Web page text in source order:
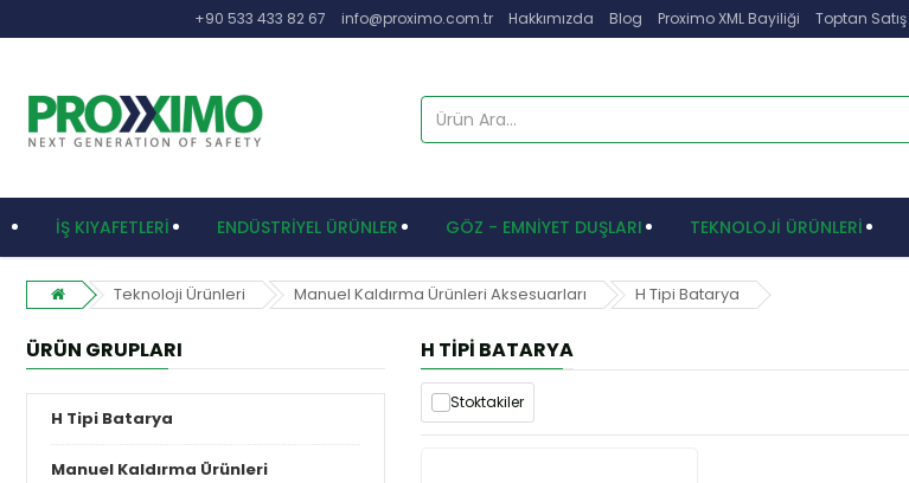
+90 533 433 82 67 info@proximo.com.tr Hakkımızda Blog Proximo XML Bayiliği Toptan Satış
İŞ KIYAFETLERİ ENDÜSTRİYEL ÜRÜNLER GÖZ - EMNİYET DUŞLARI TEKNOLOJİ ÜRÜNLERİ
Teknoloji Ürünleri Manuel Kaldırma Ürünleri Aksesuarları H Tipi Batarya
ÜRÜN GRUPLARI
H Tipi Batarya
Manuel Kaldırma Ürünleri
H TIPI BATARYA
Stoktakiler